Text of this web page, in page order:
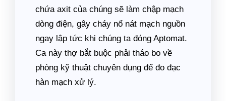
chứa axit của chúng sẽ làm chập mạch
dòng điện, gây cháy nổ nát mạch nguồn
ngay lập tức khi chúng ta đóng Aptomat.
Ca này thợ bắt buộc phải tháo bo về
phòng kỹ thuật chuyên dụng để đo đạc
hàn mạch xử lý.